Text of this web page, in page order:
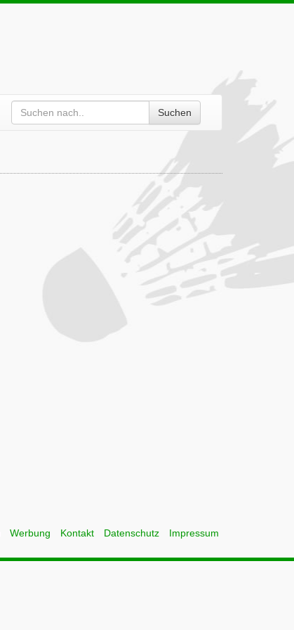
Suchen
Werbung Kontakt Datenschutz Impressum